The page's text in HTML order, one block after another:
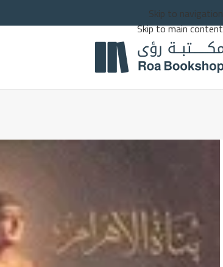
Skip to navigation
Skip to main content